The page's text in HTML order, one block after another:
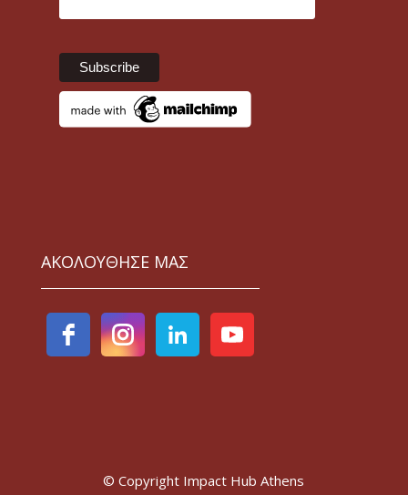
ΑΚΟΛΟΥΘΗΣΕ ΜΑΣ
© Copyright Impact Hub Athens